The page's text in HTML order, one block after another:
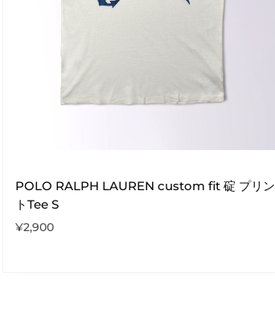
POLO RALPH LAUREN custom fit 碇 プリン
トTee S
¥2,900